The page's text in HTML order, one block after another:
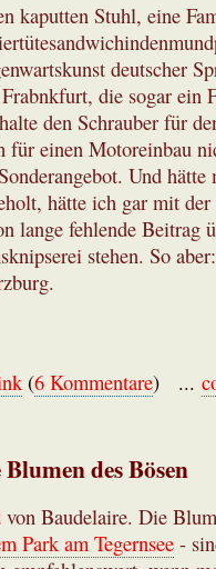
kaputten Stuhl, eine
deutscher
die sogar ein
den Schrauber für
für einen Motoreinbau
Und
hätte ich gar mit
lange fehlende Beitrag
stehen. So
(6 Kommentare) ...
des Bösen
von Baudelaire. Die
Park am Tegernsee -